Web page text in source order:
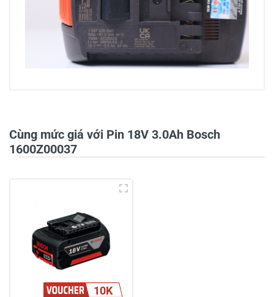
2
1
Chia sẻ nhận xét về sản phẩm
Cùng mức giá với Pin 18V 3.0Ah Bosch
1600Z00037
10K